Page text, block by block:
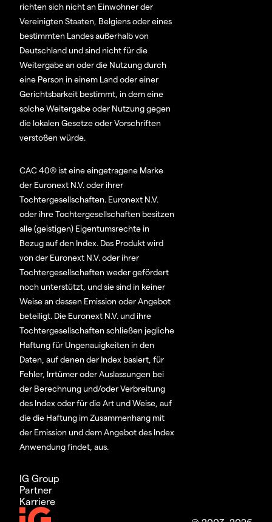
richten sich nicht an Einwohner der
Vereinigten Staaten, Belgiens oder eines
bestimmten Landes außerhalb von
Deutschland und sind nicht für die
Weitergabe an oder die Nutzung durch
eine Person in einem Land oder einer
Gerichtsbarkeit bestimmt, in dem eine
solche Weitergabe oder Nutzung gegen
die lokalen Gesetze oder Vorschriften
verstoßen würde.
CAC 40® ist eine eingetragene Marke
der Euronext N.V. oder ihrer
Tochtergesellschaften. Euronext N.V.
oder ihre Tochtergesellschaften besitzen
alle (geistigen) Eigentumsrechte in
Bezug auf den Index. Das Produkt wird
von der Euronext N.V. oder ihrer
Tochtergesellschaften weder gefördert
noch unterstützt, und sie sind in keiner
Weise an dessen Emission oder Angebot
beteiligt. Die Euronext N.V. und ihre
Tochtergesellschaften schließen jegliche
Haftung für Ungenauigkeiten in den
Daten, auf denen der Index basiert, für
Fehler, Irrtümer oder Auslassungen bei
der Berechnung und/oder Verbreitung
des Index oder für die Art und Weise, auf
die die Haftung im Zusammenhang mit
der Emission und dem Angebot des Index
Anwendung findet, aus.
IG Group
Partner
Karriere